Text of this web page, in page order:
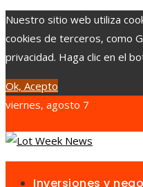
Nuestro sitio web utiliza
cookies de terceros, como
privacidad. Haga clic en el
Ok, Acepto
viernes, agosto 7
Inversiones y